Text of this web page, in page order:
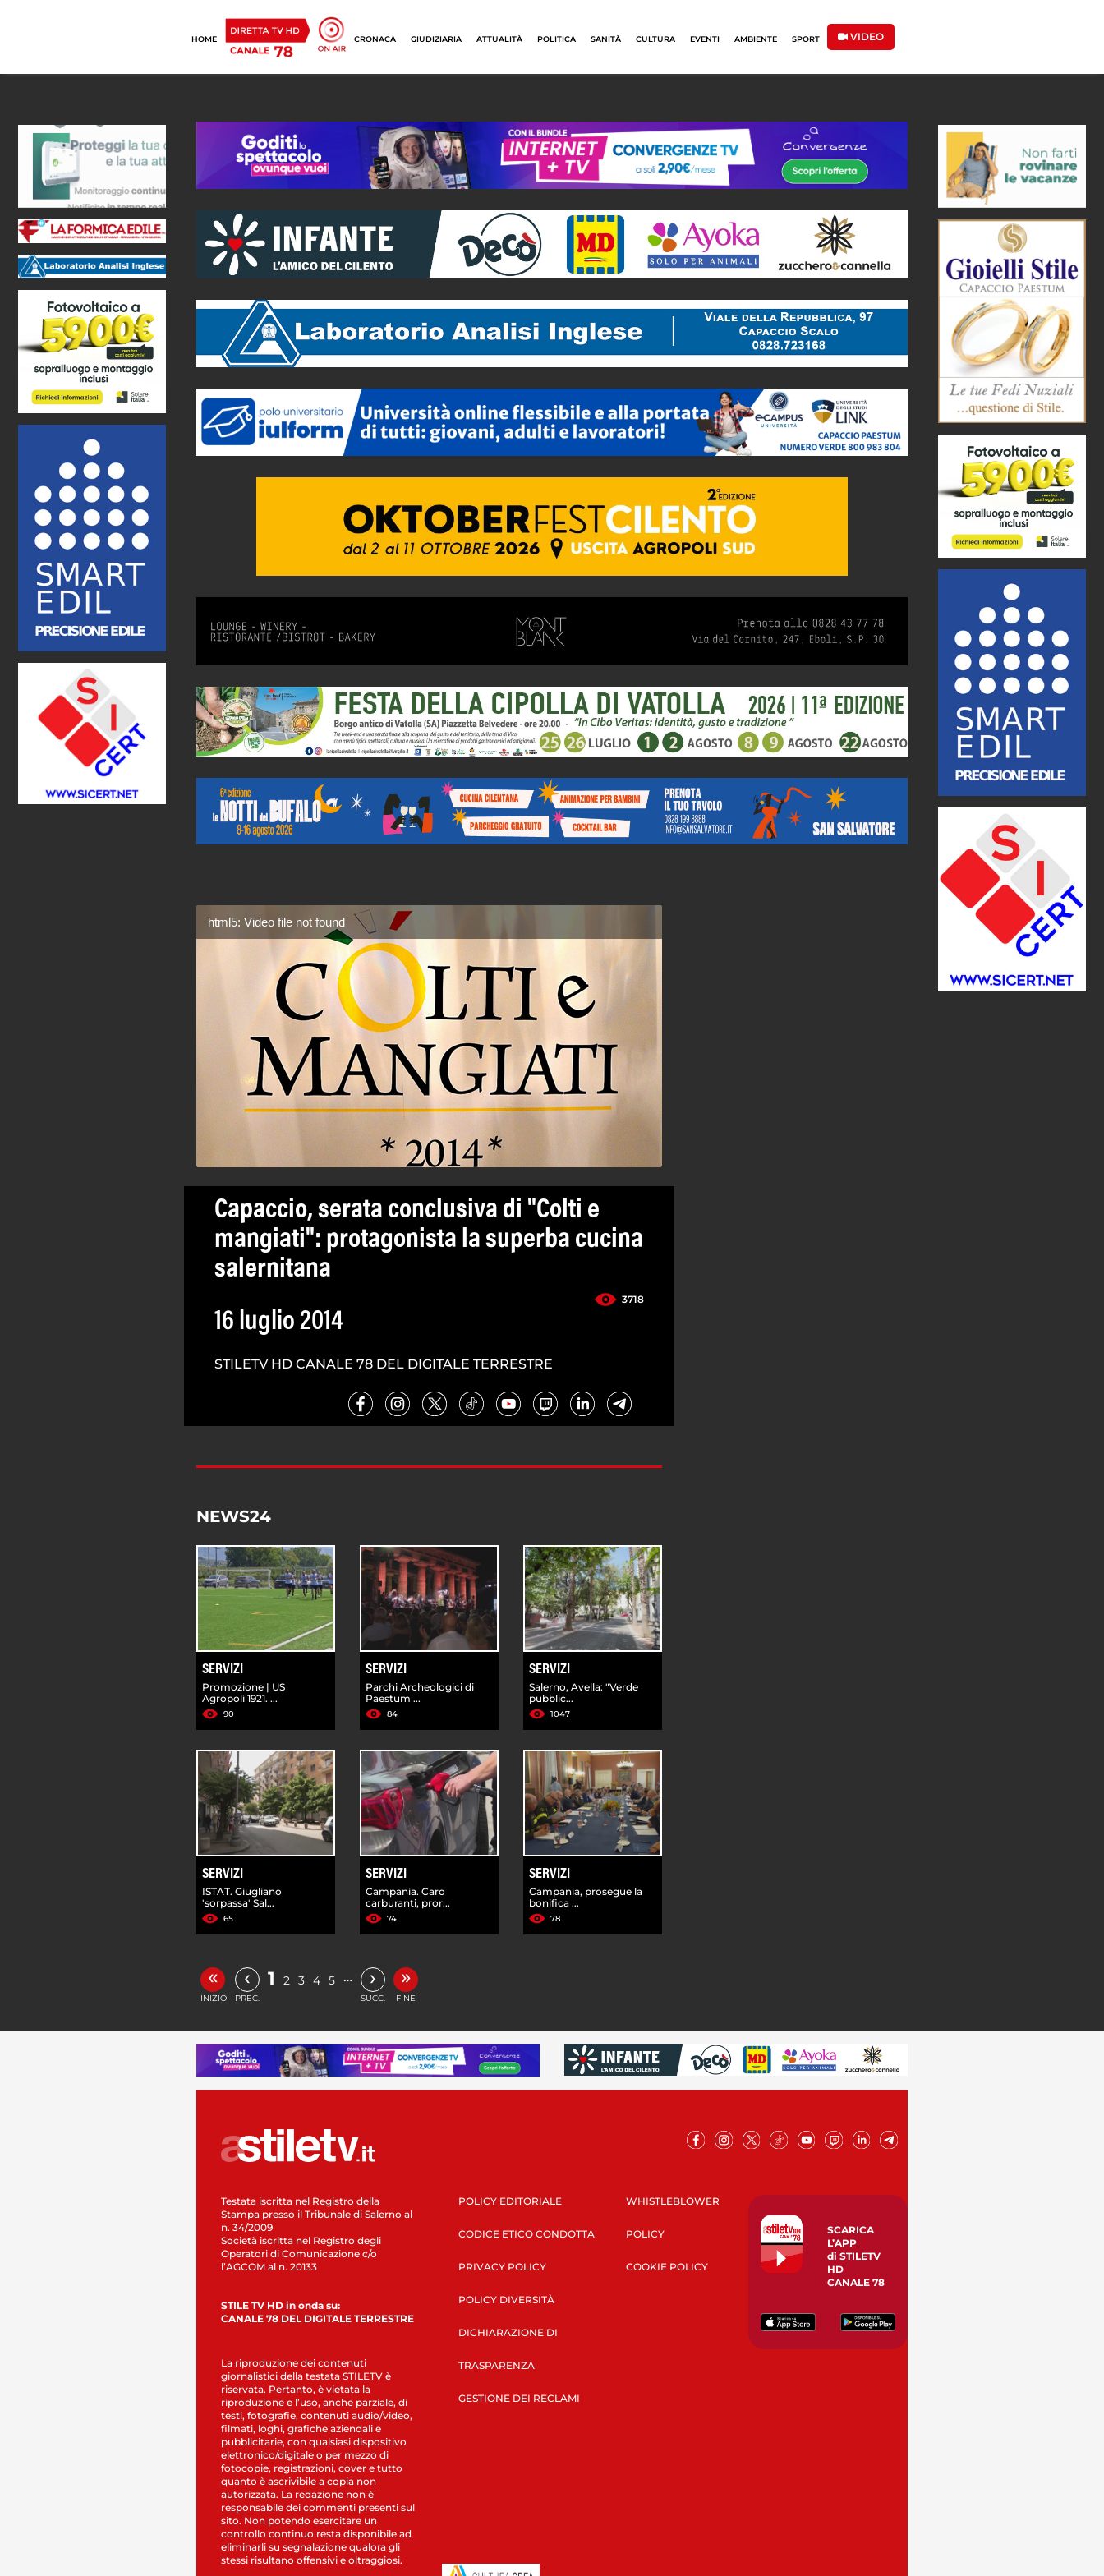
HOME CRONACA GIUDIZIARIA ATTUALITÀ POLITICA SANITÀ CULTURA EVENTI AMBIENTE SPORT VIDEO
html5: Video file not found
Capaccio, serata conclusiva di "Colti e
mangiati": protagonista la superba cucina
salernitana
3718
16 luglio 2014
STILETV HD CANALE 78 DEL DIGITALE TERRESTRE
NEWS24
SERVIZI
Promozione | US
Agropoli 1921. ...
90
SERVIZI
Parchi Archeologici di
Paestum ...
84
SERVIZI
Salerno, Avella: "Verde
pubblic...
1047
SERVIZI
ISTAT. Giugliano
'sorpassa' Sal...
65
SERVIZI
Campania. Caro
carburanti, pror...
74
SERVIZI
Campania, prosegue la
bonifica ...
78
«
INIZIO
‹
PREC.
1 2 3 4 5 … ›
SUCC.
»
FINE
Testata iscritta nel Registro della
Stampa presso il Tribunale di Salerno al
n. 34/2009
Società iscritta nel Registro degli
Operatori di Comunicazione c/o
l’AGCOM al n. 20133
STILE TV HD in onda su:
CANALE 78 DEL DIGITALE TERRESTRE
La riproduzione dei contenuti
giornalistici della testata STILETV è
riservata. Pertanto, è vietata la
riproduzione e l’uso, anche parziale, di
testi, fotografie, contenuti audio/video,
filmati, loghi, grafiche aziendali e
pubblicitarie, con qualsiasi dispositivo
elettronico/digitale o per mezzo di
fotocopie, registrazioni, cover e tutto
quanto è ascrivibile a copia non
autorizzata. La redazione non è
responsabile dei commenti presenti sul
sito. Non potendo esercitare un
controllo continuo resta disponibile ad
eliminarli su segnalazione qualora gli
stessi risultano offensivi e oltraggiosi.
POLICY EDITORIALE
CODICE ETICO CONDOTTA
PRIVACY POLICY
POLICY DIVERSITÀ
DICHIARAZIONE DI
TRASPARENZA
GESTIONE DEI RECLAMI
WHISTLEBLOWER
POLICY
COOKIE POLICY
SCARICA
L’APP
di STILETV
HD
CANALE 78